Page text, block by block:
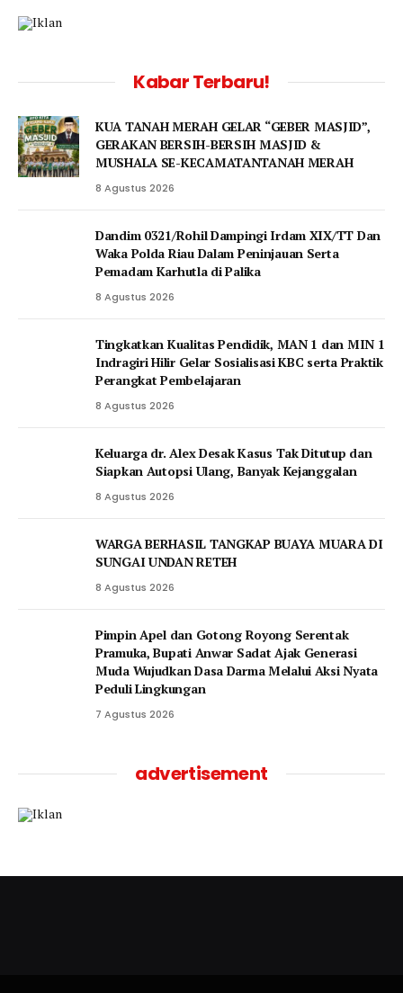
Kabar Terbaru!
KUA TANAH MERAH GELAR “GEBER MASJID”,
GERAKAN BERSIH-BERSIH MASJID &
MUSHALA SE-KECAMATANTANAH MERAH
8 Agustus 2026
Dandim 0321/Rohil Dampingi Irdam XIX/TT Dan
Waka Polda Riau Dalam Peninjauan Serta
Pemadam Karhutla di Palika
8 Agustus 2026
Tingkatkan Kualitas Pendidik, MAN 1 dan MIN 1
Indragiri Hilir Gelar Sosialisasi KBC serta Praktik
Perangkat Pembelajaran
8 Agustus 2026
Keluarga dr. Alex Desak Kasus Tak Ditutup dan
Siapkan Autopsi Ulang, Banyak Kejanggalan
8 Agustus 2026
WARGA BERHASIL TANGKAP BUAYA MUARA DI
SUNGAI UNDAN RETEH
8 Agustus 2026
Pimpin Apel dan Gotong Royong Serentak
Pramuka, Bupati Anwar Sadat Ajak Generasi
Muda Wujudkan Dasa Darma Melalui Aksi Nyata
Peduli Lingkungan
7 Agustus 2026
advertisement